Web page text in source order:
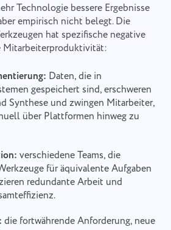
Technologie bessere Ergebnisse
empirisch nicht belegt. Die
hat spezifische negative
Mitarbeiterproduktivität:
Daten, die in
gespeichert sind, erschweren
Synthese und zwingen Mitarbeiter,
über Plattformen hinweg zu
verschiedene Teams, die
für äquivalente Aufgaben
redundante Arbeit und
die fortwährende Anforderung, neue